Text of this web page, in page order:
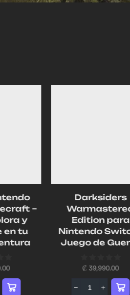
–
y
en tu
Darksiders
Edition para
Nintendo
Juego de
₡39,990.00